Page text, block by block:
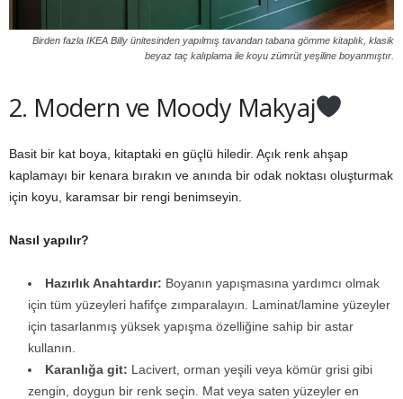
Birden fazla IKEA Billy ünitesinden yapılmış tavandan tabana gömme kitaplık, klasik
beyaz taç kalıplama ile koyu zümrüt yeşiline boyanmıştır.
2. Modern ve Moody Makyaj
Basit bir kat boya, kitaptaki en güçlü hiledir. Açık renk ahşap
kaplamayı bir kenara bırakın ve anında bir odak noktası oluşturmak
için koyu, karamsar bir rengi benimseyin.
Nasıl yapılır?
Hazırlık Anahtardır: Boyanın yapışmasına yardımcı olmak
için tüm yüzeyleri hafifçe zımparalayın. Laminat/lamine yüzeyler
için tasarlanmış yüksek yapışma özelliğine sahip bir astar
kullanın.
Karanlığa git: Lacivert, orman yeşili veya kömür grisi gibi
zengin, doygun bir renk seçin. Mat veya saten yüzeyler en